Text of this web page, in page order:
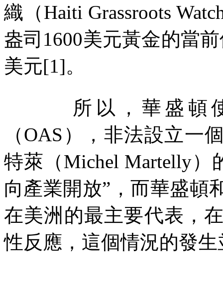
織（Haiti Grassroots
盎司 1600美元黃金的當
美元[1]。
所以，華盛頓
（OAS ），非法設立一
特萊（Michel Martelly）
向產業開放” ，而華盛頓
在美洲的最主要代表，
性反應，這個情況的發